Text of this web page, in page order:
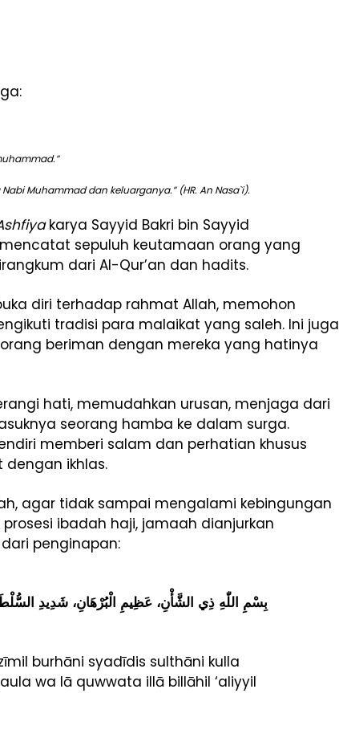
Muhammad dan keluarganya.” (HR. An Nasa`i).
karya Sayyid Bakri bin Sayyid
sepuluh keutamaan orang yang
dari Al-Qur’an dan hadits.
diri terhadap rahmat Allah, memohon
tradisi para malaikat yang saleh. Ini juga
beriman dengan mereka yang hatinya
hati, memudahkan urusan, menjaga dari
seorang hamba ke dalam surga.
memberi salam dan perhatian khusus
ikhlas.
agar tidak sampai mengalami kebingungan
ibadah haji, jamaah dianjurkan
penginapan:
بِسْمِ اللّٰهِ ذِي الشَّأْنِ، عَظِيمِ الْبُرْهَانِ، شَدِيدِ
burhāni syadīdis sulthāni kulla
wa lā quwwata illā billāhil ‘aliyyil